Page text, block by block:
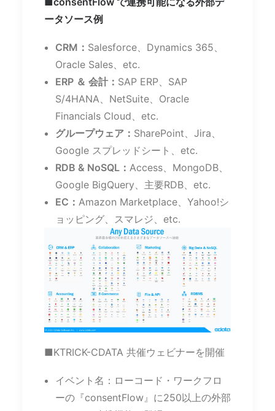
ータソース例
CRM： Salesforce、Dynamics 365、
Oracle Sales、etc.
ERP ＆ 会計： SAP ERP、SAP
S/4HANA、NetSuite、Oracle
Financials Cloud、etc.
グループウェア： SharePoint、Jira、
Google スプレッドシート、etc.
RDB & NoSQL： Access、MongoDB、
Google BigQuery、主要RDB、etc.
EC： Amazon Marketplace、Yahoo!シ
ョッピング、スマレジ、etc.
■KTRICK-CDATA 共催ウェビナーを開催
イベント名：ローコード・ワークフロ
ーの『consentFlow』に250以上の外部